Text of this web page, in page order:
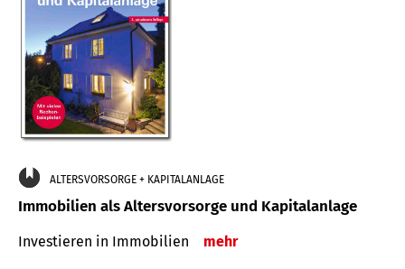
ALTERSVORSORGE + KAPITALANLAGE
Immobilien als Altersvorsorge und Kapitalanlage
Investieren in Immobilien mehr